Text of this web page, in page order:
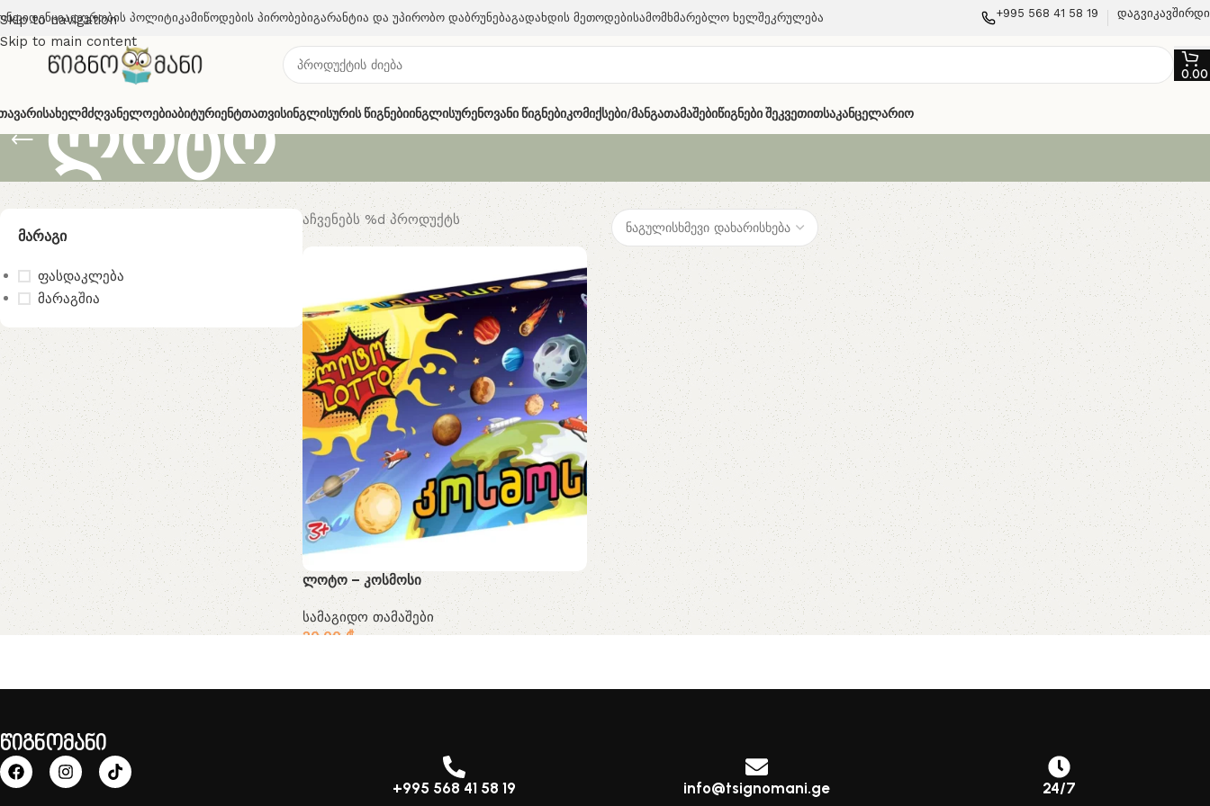
Skip to navigation
Skip to main content
ᲞოლიტიკაᲛიწოდების ᲞირობებიᲒარანტია Და Უპირობო ᲓაბრუნებაᲒადახდის ᲛეთოდებიᲡამომხმარებლო Ხელშეკრულება +995 568 41 58 19
0.00
ᲡახელმძღვანელოებიᲐბიტურიენტთათვისᲘნგლისურის ᲬიგნებიᲘნგლისურენოვანი ᲬიგნებიᲙომიქსები/მანგაᲗამაშებიᲬიგნები ᲨეკვეთითᲡაკანცელარიო
ლოტო
Მარაგი
ფასდაკლება
მარაგშია
აჩვენებს %d პროდუქტს
ლოტო – კოსმოსი
სამაგიდო თამაშები
20.00₾
წიგნომანი
+995 568 41 58 19 info@tsignomani.ge 24/7